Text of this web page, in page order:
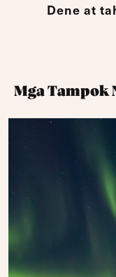
Dene at
Mga Tampok